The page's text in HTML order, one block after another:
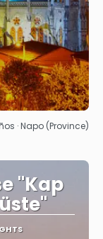
· Napo (Province)
"Kap